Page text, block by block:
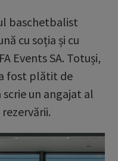
baschetbalist
cu soția și cu
Events SA. Totuși,
fost plătit de
scrie un angajat al